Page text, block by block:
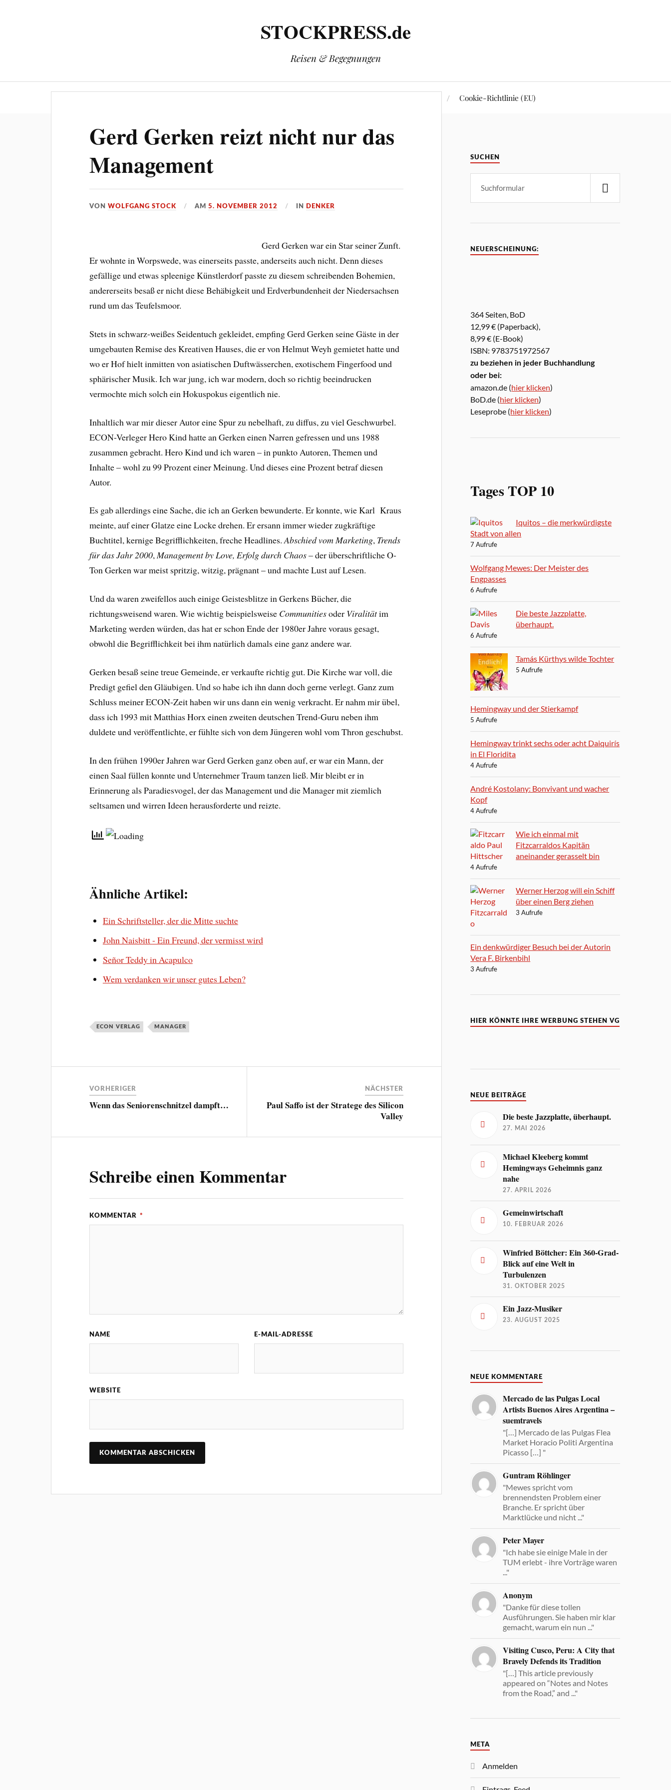
STOCKPRESS.de
Reisen & Begegnungen
Cookie-Richtlinie (EU)
Gerd Gerken reizt nicht nur das
Management
VONWOLFGANG STOCK AM5. NOVEMBER 2012 IN DENKER
Gerd Gerken war ein Star seiner Zunft.
Er wohnte in Worpswede, was einerseits passte, anderseits auch nicht. Denn dieses
gefällige und etwas spleenige Künstlerdorf passte zu diesem schreibenden Bohemien,
andererseits besaß er nicht diese Behäbigkeit und Erdverbundenheit der Niedersachsen
rund um das Teufelsmoor.
Stets in schwarz-weißes Seidentuch gekleidet, empfing Gerd Gerken seine Gäste in der
umgebauten Remise des Kreativen Hauses, die er von Helmut Weyh gemietet hatte und
wo er Hof hielt inmitten von asiatischen Duftwässerchen, exotischem Fingerfood und
sphärischer Musik. Ich war jung, ich war modern, doch so richtig beeindrucken
vermochte mich solch ein Hokuspokus eigentlich nie.
Inhaltlich war mir dieser Autor eine Spur zu nebelhaft, zu diffus, zu viel Geschwurbel.
ECON-Verleger Hero Kind hatte an Gerken einen Narren gefressen und uns 1988
zusammen gebracht. Hero Kind und ich waren – in punkto Autoren, Themen und
Inhalte – wohl zu 99 Prozent einer Meinung. Und dieses eine Prozent betraf diesen
Autor.
Es gab allerdings eine Sache, die ich an Gerkenbewunderte. Er konnte, wie Karl Kraus
meinte, auf einer Glatze eine Locke drehen. Er ersann immer wieder zugkräftige
Buchtitel, kernige Begrifflichkeiten, freche Headlines.Abschied vom Marketing, Trends
für das Jahr 2000,Management by Love, Erfolg durch Chaos– der überschriftliche O-
Ton Gerken war meist spritzig, witzig, prägnant – und machte Lust auf Lesen.
Und da waren zweifellos auch einige Geistesblitze in Gerkens Bücher, die
richtungsweisend waren. Wie wichtig beispielsweise Communitiesoder Viralitätim
Marketing werden würden, das hat er schon Ende der 1980er Jahre voraus gesagt,
obwohl die Begrifflichkeit bei ihm natürlich damals eine ganz andere war.
Gerken besaß seine treue Gemeinde, er verkaufte richtig gut. Die Kirche war voll, die
Predigt gefiel den Gläubigen. Und so habe ich ihn dann doch gerne verlegt. Ganz zum
Schluss meiner ECON-Zeit haben wir uns dann ein wenig verkracht. Er nahm mir übel,
dass ich 1993 mit Matthias Horx einen zweiten deutschen Trend-Guru neben ihm
duldete und veröffentlichte, er fühlte sich von dem Jüngeren wohl vom Thron geschubst.
In den frühen 1990er Jahren war Gerd Gerken ganz oben auf, er war ein Mann, der
einen Saal füllen konnte und Unternehmer Traum tanzen ließ. Mir bleibt er in
Erinnerung als Paradiesvogel, der das Management und die Manager mit ziemlich
seltsamen und wirren Ideen herausforderte und reizte.
Ähnliche Artikel:
Ein Schriftsteller, der die Mitte suchte
John Naisbitt - Ein Freund, der vermisst wird
Señor Teddy in Acapulco
Wem verdanken wir unser gutes Leben?
ECON VERLAG MANAGER
VORHERIGER
Wenn das Seniorenschnitzel dampft…
NÄCHSTER
Paul Saffo ist der Stratege des Silicon
Valley
Schreibe einen Kommentar
KOMMENTAR *
NAME E-MAIL-ADRESSE
WEBSITE
SUCHEN
NEUERSCHEINUNG:
364 Seiten, BoD
12,99 € (Paperback),
8,99 € (E-Book)
ISBN: 9783751972567
zu beziehen in jeder Buchhandlung
oder bei:
amazon.de (hier klicken)
BoD.de (hier klicken)
Leseprobe (hier klicken)
Tages TOP 10
Iquitos – die merkwürdigste
Stadt von allen
7 Aufrufe
Wolfgang Mewes: Der Meister des
Engpasses
6 Aufrufe
Die beste Jazzplatte,
überhaupt.
6 Aufrufe
Tamás Kürthys wilde Tochter
5 Aufrufe
Hemingway und der Stierkampf
5 Aufrufe
Hemingway trinkt sechs oder acht Daiquirís
in El Floridita
4 Aufrufe
André Kostolany: Bonvivant und wacher
Kopf
4 Aufrufe
Wie ich einmal mit
Fitzcarraldos Kapitän
aneinander gerasselt bin
4 Aufrufe
Werner Herzog will ein Schiff
über einen Berg ziehen
3 Aufrufe
Ein denkwürdiger Besuch bei der Autorin
Vera F. Birkenbihl
3 Aufrufe
HIER KÖNNTE IHRE WERBUNG STEHEN VG
NEUE BEITRÄGE
Die beste Jazzplatte, überhaupt.
27. MAI 2026
Michael Kleeberg kommt
Hemingways Geheimnis ganz
nahe
27. APRIL 2026
Gemeinwirtschaft
10. FEBRUAR 2026
Winfried Böttcher: Ein 360-Grad-
Blick auf eine Welt in
Turbulenzen
31. OKTOBER 2025
Ein Jazz-Musiker
23. AUGUST 2025
NEUE KOMMENTARE
Mercado de las Pulgas Local
Artists Buenos Aires Argentina –
suemtravels
"[…] Mercado de las Pulgas Flea
Market Horacio Politi Argentina
Picasso […] "
Guntram Röhlinger
"Mewes spricht vom
brennendsten Problem einer
Branche. Er spricht über
Marktlücke und nicht ..."
Peter Mayer
"Ich habe sie einige Male in der
TUM erlebt - ihre Vorträge waren
..."
Anonym
"Danke für diese tollen
Ausführungen. Sie haben mir klar
gemacht, warum ein nun ..."
Visiting Cusco, Peru: A City that
Bravely Defends its Tradition
"[…] This article previously
appeared on “Notes and Notes
from the Road,” and ..."
META
Anmelden